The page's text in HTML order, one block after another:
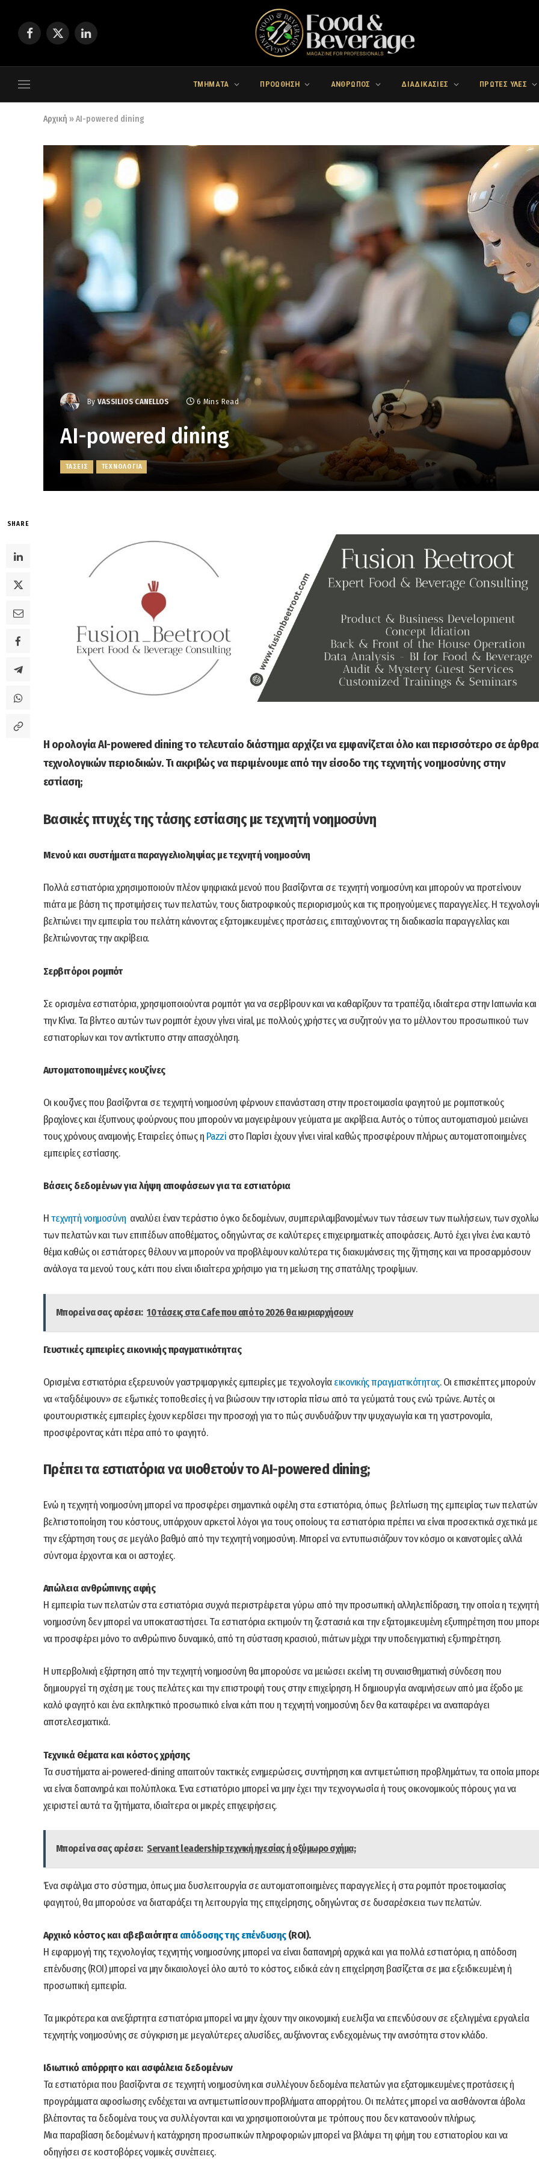
Facebook
X
LinkedIn
ΤΜΗΜΑΤΑ ΠΡΟΩΘΗΣΗ ΑΝΘΡΩΠΟΣ ΔΙΑΔΙΚΑΣΙΕΣ ΠΡΩΤΕΣ ΥΛΕΣ
Αρχική »AI-powered dining
By VASSILIOS CANELLOS 6 Mins Read
AI-powered dining
ΤΑΣΕΙΣ ΤΕΧΝΟΛΟΓΙΑ
SHARE
Η ορολογία AI-powered dining το τελευταίο διάστημα αρχίζει να εμφανίζεται όλο και περισσότερο σε άρθρα
τεχνολογικών περιοδικών. Τι ακριβώς να περιμένουμε από την είσοδο της τεχνητής νοημοσύνης στην
εστίαση;
Βασικές πτυχές της τάσης εστίασης με τεχνητή νοημοσύνη
Μενού και συστήματα παραγγελιοληψίας με τεχνητή νοημοσύνη
Πολλά εστιατόρια χρησιμοποιούν πλέον ψηφιακά μενού που βασίζονται σε τεχνητή νοημοσύνη και μπορούν να προτείνουν
πιάτα με βάση τις προτιμήσεις των πελατών, τους διατροφικούς περιορισμούς και τις προηγούμενες παραγγελίες. Η
βελτιώνει την εμπειρία του πελάτη κάνοντας εξατομικευμένες προτάσεις, επιταχύνοντας τη διαδικασία παραγγελίας και
βελτιώνοντας την ακρίβεια.
Σερβιτόροι ρομπότ
Σε ορισμένα εστιατόρια, χρησιμοποιούνται ρομπότ για να σερβίρουν και να καθαρίζουν τα τραπέζια, ιδιαίτερα στην Ιαπωνία και
την Κίνα. Τα βίντεο αυτών των ρομπότ έχουν γίνει viral, με πολλούς χρήστες να συζητούν για το μέλλον του προσωπικού των
εστιατορίων και τον αντίκτυπο στην απασχόληση.
Αυτοματοποιημένες κουζίνες
Οι κουζίνες που βασίζονται σε τεχνητή νοημοσύνη φέρνουν επανάσταση στην προετοιμασία φαγητού με ρομποτικούς
βραχίονες και έξυπνους φούρνους που μπορούν να μαγειρέψουν γεύματα με ακρίβεια. Αυτός ο τύπος αυτοματισμού μειώνει
τους χρόνους αναμονής. Εταιρείες όπως η Pazzi στο Παρίσι έχουν γίνει viral καθώς προσφέρουν πλήρως αυτοματοποιημένες
εμπειρίες εστίασης.
Βάσεις δεδομένων για λήψη αποφάσεων για τα εστιατόρια
Ητεχνητή νοημοσύνη αναλύει έναν τεράστιο όγκο δεδομένων, συμπεριλαμβανομένων των τάσεων των πωλήσεων, των
των πελατών και των επιπέδων αποθέματος, οδηγώντας σε καλύτερες επιχειρηματικές αποφάσεις. Αυτό έχει γίνει ένα καυτό
θέμα καθώς οι εστιάτορες θέλουν να μπορούν να προβλέψουν καλύτερα τις διακυμάνσεις της ζήτησης και να προσαρμόσουν
ανάλογα τα μενού τους, κάτι που είναι ιδιαίτερα χρήσιμο για τη μείωση της σπατάλης τροφίμων.
Μπορεί να σας αρέσει: 10 τάσεις στα Cafe που από το 2026 θα κυριαρχήσουν
Γευστικές εμπειρίες εικονικής πραγματικότητας
Ορισμένα εστιατόρια εξερευνούν γαστριμαργικές εμπειρίες με τεχνολογίαεικονικής πραγματικότητας. Οι επισκέπτες μπορούν
να «ταξιδέψουν» σε εξωτικές τοποθεσίες ή να βιώσουν την ιστορία πίσω από τα γεύματά τους ενώ τρώνε. Αυτές οι
φουτουριστικές εμπειρίες έχουν κερδίσει την προσοχή για το πώς συνδυάζουν την ψυχαγωγία και τη γαστρονομία,
προσφέροντας κάτι πέρα ​​από το φαγητό.
Πρέπει τα εστιατόρια να υιοθετούν το AI-powered dining;
Ενώ η τεχνητή νοημοσύνη μπορεί να προσφέρει σημαντικά οφέλη στα εστιατόρια, όπως βελτίωση της εμπειρίας των πελατών
βελτιστοποίηση του κόστους, υπάρχουν αρκετοί λόγοι για τους οποίους τα εστιατόρια πρέπει να είναι προσεκτικά σχετικά με
την εξάρτηση τους σε μεγάλο βαθμό από την τεχνητή νοημοσύνη. Μπορεί να εντυπωσιάζουν τον κόσμο οι καινοτομίες αλλά
σύντομα έρχονται και οι αστοχίες.
Απώλεια ανθρώπινης αφής
Η εμπειρία των πελατών στα εστιατόρια συχνά περιστρέφεται γύρω από την προσωπική αλληλεπίδραση, την οποία η τεχνητή
νοημοσύνη δεν μπορεί να υποκαταστήσει. Τα εστιατόρια εκτιμούν τη ζεστασιά και την εξατομικευμένη εξυπηρέτηση που
να προσφέρει μόνο το ανθρώπινο δυναμικό, από τη σύσταση κρασιού, πιάτων μέχρι την υποδειγματική εξυπηρέτηση.
Η υπερβολική εξάρτηση από την τεχνητή νοημοσύνη θα μπορούσε να μειώσει εκείνη τη συναισθηματική σύνδεση που
δημιουργεί τη σχέση με τους πελάτες και την επιστροφή τους στην επιχείρηση. Η δημιουργία αναμνήσεων από μια έξοδο με
καλό φαγητό και ένα εκπληκτικό προσωπικό είναι κάτι που η τεχνητή νοημοσύνη δεν θα καταφέρει να αναπαράγει
αποτελεσματικά.
Τεχνικά Θέματα και κόστος χρήσης
Τα συστήματα ai-powered-dining απαιτούν τακτικές ενημερώσεις, συντήρηση και αντιμετώπιση προβλημάτων, τα οποία
να είναι δαπανηρά και πολύπλοκα. Ένα εστιατόριο μπορεί να μην έχει την τεχνογνωσία ή τους οικονομικούς πόρους για να
χειριστεί αυτά τα ζητήματα, ιδιαίτερα οι μικρές επιχειρήσεις.
Μπορεί να σας αρέσει: Servant leadership τεχνική ηγεσίας ή οξύμωρο σχήμα;
Ένα σφάλμα στο σύστημα, όπως μια δυσλειτουργία σε αυτοματοποιημένες παραγγελίες ή στα ρομπότ προετοιμασίας
φαγητού, θα μπορούσε να διαταράξει τη λειτουργία της επιχείρησης, οδηγώντας σε δυσαρέσκεια των πελατών.
Αρχικό κόστος και αβεβαιότητααπόδοσης της επένδυσης(ROI).
Η εφαρμογή της τεχνολογίας τεχνητής νοημοσύνης μπορεί να είναι δαπανηρή αρχικά και για πολλά εστιατόρια, η απόδοση
επένδυσης (ROI) μπορεί να μην δικαιολογεί όλο αυτό το κόστος, ειδικά εάν η επιχείρηση βασίζεται σε μια εξειδικευμένη ή
προσωπική εμπειρία.
Τα μικρότερα και ανεξάρτητα εστιατόρια μπορεί να μην έχουν την οικονομική ευελιξία να επενδύσουν σε εξελιγμένα εργαλεία
τεχνητής νοημοσύνης σε σύγκριση με μεγαλύτερες αλυσίδες, αυξάνοντας ενδεχομένως την ανισότητα στον κλάδο.
Ιδιωτικό απόρρητο και ασφάλεια δεδομένων
Τα εστιατόρια που βασίζονται σε τεχνητή νοημοσύνη και συλλέγουν δεδομένα πελατών για εξατομικευμένες προτάσεις ή
προγράμματα αφοσίωσης ενδέχεται να αντιμετωπίσουν προβλήματα απορρήτου. Οι πελάτες μπορεί να αισθάνονται άβολα
βλέποντας τα δεδομένα τους να συλλέγονται και να χρησιμοποιούνται με τρόπους που δεν κατανοούν πλήρως.
Μια παραβίαση δεδομένων ή κατάχρηση προσωπικών πληροφοριών μπορεί να βλάψει τη φήμη του εστιατορίου και να
οδηγήσει σε κοστοβόρες νομικές συνέπειες.